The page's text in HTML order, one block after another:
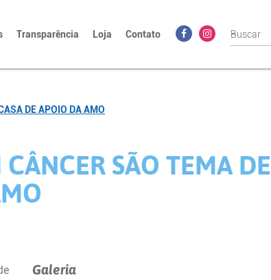
Transparência Loja Contato
DE APOIO DA AMO
SÃO TEMA DE
Galeria